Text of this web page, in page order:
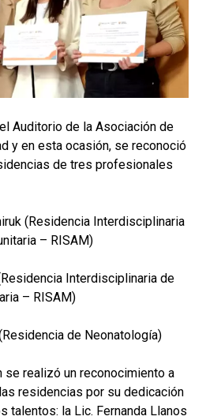
Auditorio de la Asociación de
y en esta ocasión, se reconoció
de tres profesionales
(Residencia Interdisciplinaria
– RISAM)
Interdisciplinaria de
– RISAM)
de Neonatología)
se realizó un reconocimiento a
residencias por su dedicación
talentos: la Lic. Fernanda Llanos